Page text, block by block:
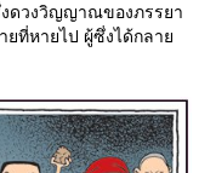
ดวงวิญญาณของภรรยา
ยที่หายไป ผู้ซึ่งได้กลา